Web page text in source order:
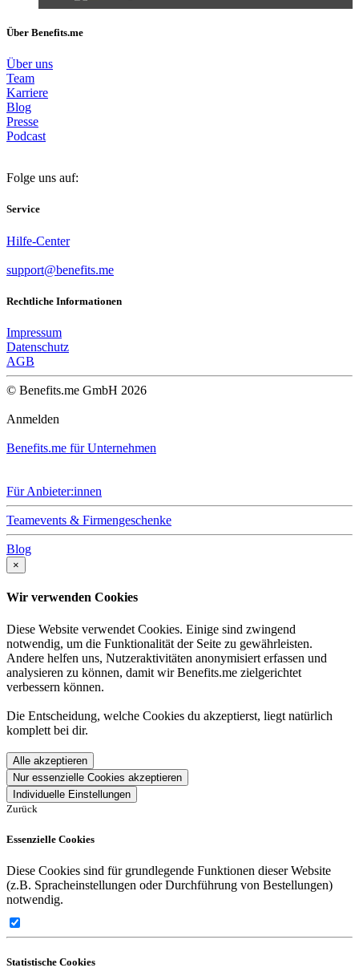
Über Benefits.me
Über uns
Team
Karriere
Blog
Presse
Podcast
Folge uns auf:
Service
Hilfe-Center
support@benefits.me
Rechtliche Informationen
Impressum
Datenschutz
AGB
© Benefits.me GmbH 2026
Anmelden
Benefits.me für Unternehmen
Für Anbieter:innen
Teamevents & Firmengeschenke
Blog
×
Wir verwenden Cookies
Diese Website verwendet Cookies. Einige sind zwingend
notwendig, um die Funktionalität der Seite zu gewährleisten.
Andere helfen uns, Nutzeraktivitäten anonymisiert erfassen und
analysieren zu können, damit wir Benefits.me zielgerichtet
verbessern können.
Die Entscheidung, welche Cookies du akzeptierst, liegt natürlich
komplett bei dir.
Alle akzeptieren
Nur essenzielle Cookies akzeptieren
Individuelle Einstellungen
Zurück
Essenzielle Cookies
Diese Cookies sind für grundlegende Funktionen dieser Website
(z.B. Spracheinstellungen oder Durchführung von Bestellungen)
notwendig.
Statistische Cookies